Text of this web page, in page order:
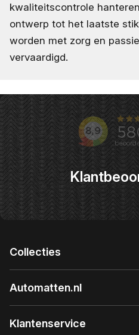
kwaliteitscontrole
ontwerp tot het laatste
worden met zorg en
vervaardigd.
Collecties
Automatten.nl
Klantenservice